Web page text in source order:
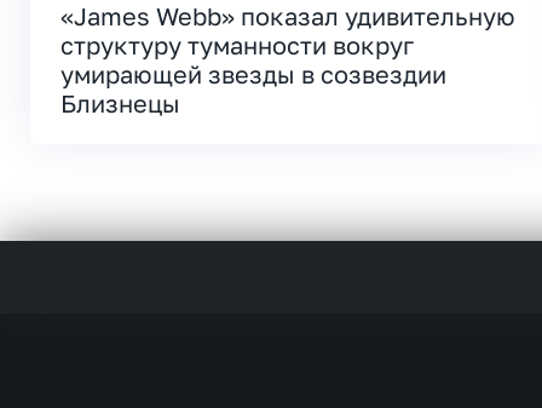
«James Webb» показал удивительную
структуру туманности вокруг
умирающей звезды в созвездии
Близнецы